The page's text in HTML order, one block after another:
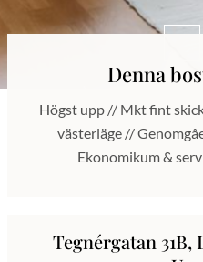
Denna
Högst upp // Mkt fint
västerläge //
Ekonomikum &
Tegnérgatan 31B,